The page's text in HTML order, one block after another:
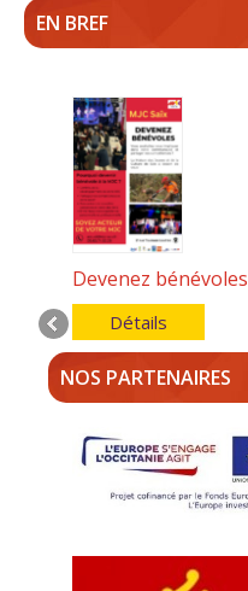
EN BREF
Devenez bénévoles
Détails
NOS PARTENAIRES